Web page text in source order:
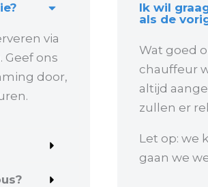
via
ons
door,
Ik wil
als de
Wat goed
chauffeur
altijd
zullen er
Let op: we
gaan we